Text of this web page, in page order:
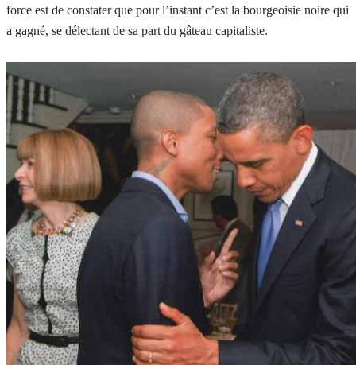
force est de constater que pour l’instant c’est la bourgeoisie noire qui
a gagné, se délectant de sa part du gâteau capitaliste.